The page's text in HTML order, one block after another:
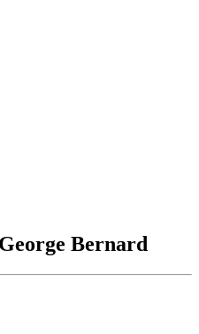
Bernard